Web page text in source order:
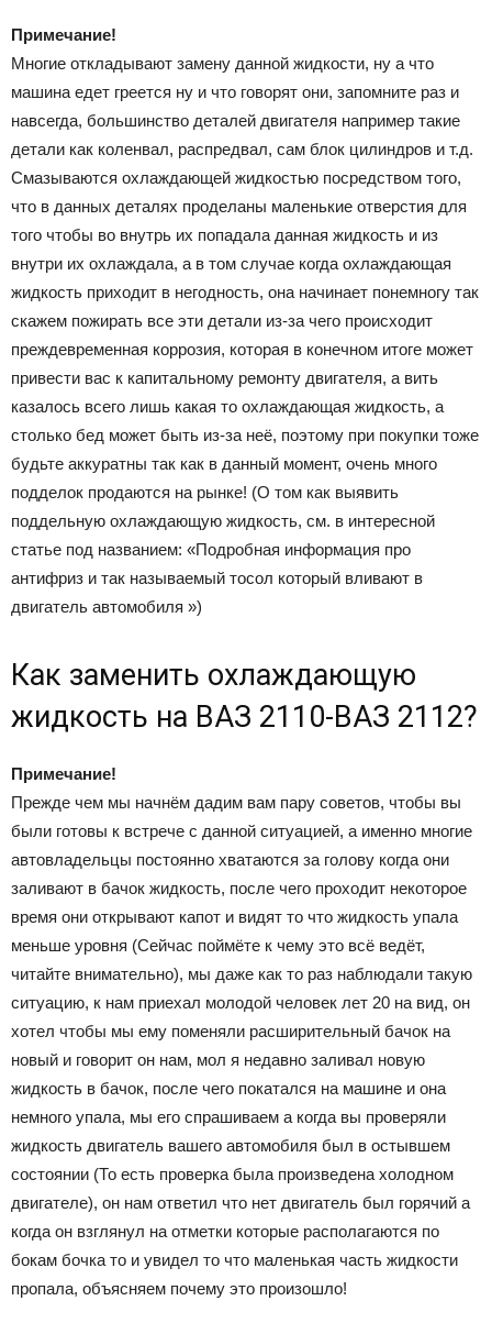
Примечание!
Многие откладывают замену данной жидкости, ну а что
машина едет греется ну и что говорят они, запомните раз и
навсегда, большинство деталей двигателя например такие
детали как коленвал, распредвал, сам блок цилиндров и т.д.
Смазываются охлаждающей жидкостью посредством того,
что в данных деталях проделаны маленькие отверстия для
того чтобы во внутрь их попадала данная жидкость и из
внутри их охлаждала, а в том случае когда охлаждающая
жидкость приходит в негодность, она начинает понемногу так
скажем пожирать все эти детали из-за чего происходит
преждевременная коррозия, которая в конечном итоге может
привести вас к капитальному ремонту двигателя, а вить
казалось всего лишь какая то охлаждающая жидкость, а
столько бед может быть из-за неё, поэтому при покупки тоже
будьте аккуратны так как в данный момент, очень много
подделок продаются на рынке! (О том как выявить
поддельную охлаждающую жидкость, см. в интересной
статье под названием: «Подробная информация про
антифриз и так называемый тосол который вливают в
двигатель автомобиля »)
Как заменить охлаждающую
жидкость на ВАЗ 2110-ВАЗ 2112?
Примечание!
Прежде чем мы начнём дадим вам пару советов, чтобы вы
были готовы к встрече с данной ситуацией, а именно многие
автовладельцы постоянно хватаются за голову когда они
заливают в бачок жидкость, после чего проходит некоторое
время они открывают капот и видят то что жидкость упала
меньше уровня (Сейчас поймёте к чему это всё ведёт,
читайте внимательно), мы даже как то раз наблюдали такую
ситуацию, к нам приехал молодой человек лет 20 на вид, он
хотел чтобы мы ему поменяли расширительный бачок на
новый и говорит он нам, мол я недавно заливал новую
жидкость в бачок, после чего покатался на машине и она
немного упала, мы его спрашиваем а когда вы проверяли
жидкость двигатель вашего автомобиля был в остывшем
состоянии (То есть проверка была произведена холодном
двигателе), он нам ответил что нет двигатель был горячий а
когда он взглянул на отметки которые располагаются по
бокам бочка то и увидел то что маленькая часть жидкости
пропала, объясняем почему это произошло!